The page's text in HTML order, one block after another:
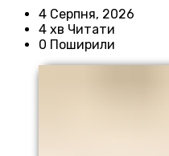
4 Серпня, 2026
4 хв Читати
0 Поширили